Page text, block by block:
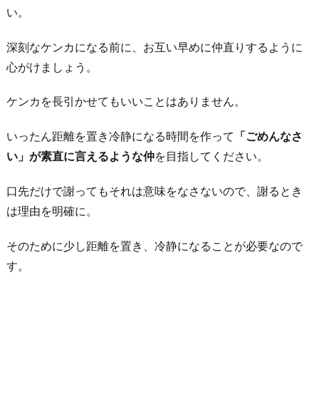
い
く
分
の
間
も
事
い。
深刻なケンカになる前に、お互い早めに仲直りするように
心がけましょう。
ケンカを長引かせてもいいことはありません。
いったん距離を置き冷静になる時間を作って 「ごめんなさ
い」が素直に言えるような仲を目指してください。
口先だけで謝ってもそれは意味をなさないので、謝るとき
は理由を明確に。
そのために少し距離を置き、冷静になることが必要なので
す。